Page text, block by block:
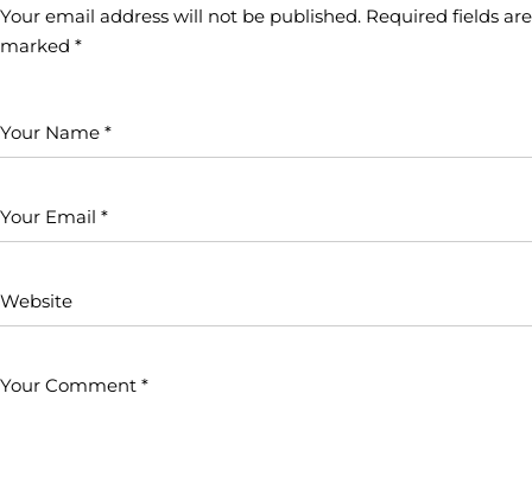
Your email address will not be published. Required fields are
marked *